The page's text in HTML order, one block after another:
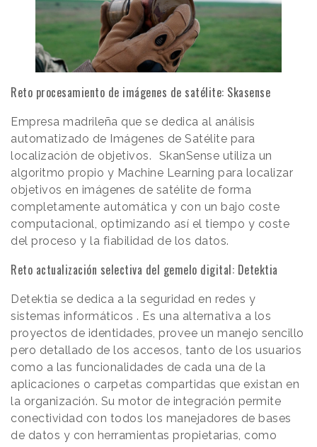
Reto procesamiento de imágenes de satélite: Skasense
Empresa madrileña que se dedica al análisis
automatizado de Imágenes de Satélite para
localización de objetivos. SkanSense utiliza un
algoritmo propio y Machine Learning para localizar
objetivos en imágenes de satélite de forma
completamente automática y con un bajo coste
computacional, optimizando así el tiempo y coste
del proceso y la fiabilidad de los datos.
Reto actualización selectiva del gemelo digital: Detektia
Detektia se dedica a la seguridad en redes y
sistemas informáticos . Es una alternativa a los
proyectos de identidades, provee un manejo sencillo
pero detallado de los accesos, tanto de los usuarios
como a las funcionalidades de cada una de la
aplicaciones o carpetas compartidas que existan en
la organización. Su motor de integración permite
conectividad con todos los manejadores de bases
de datos y con herramientas propietarias, como